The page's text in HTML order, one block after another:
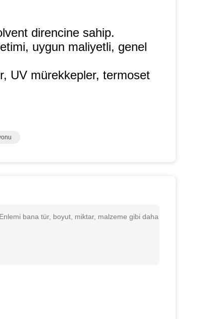
direncine sahip.
uygun maliyetli, genel
UV mürekkepler, termoset
bana tür, boyut, miktar, malzeme gibi daha